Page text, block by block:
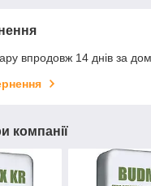
впродовж 14 днів за
компанії